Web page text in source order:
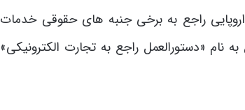
دستورالعمل شماره 2000/31 مصوب پارلمان اروپایی راجع به برخی جنبه های حقوقی خدمات
نام «دستورالعمل راجع به تجارت الکترونیکی»